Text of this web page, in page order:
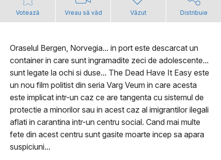
Votează Vreau să văd Văzut Distribuie
Oraselul Bergen, Norvegia... in port este descarcat un
container in care sunt ingramadite zeci de adolescente...
sunt legate la ochi si duse... The Dead Have It Easy este
un nou film politist din seria Varg Veum in care acesta
este implicat intr-un caz ce are tangenta cu sistemul de
protectie a minorilor sau in acest caz al imigrantilor ilegali
aflati in carantina intr-un centru social. Cand mai multe
fete din acest centru sunt gasite moarte incep sa apara
suspiciuni...